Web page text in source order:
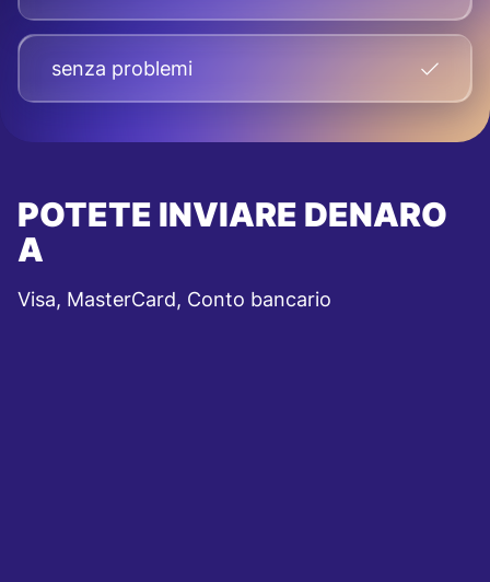
senza problemi
POTETE INVIARE DENARO
A
Visa, MasterCard, Conto bancario